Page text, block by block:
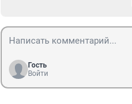
Гость
Войти